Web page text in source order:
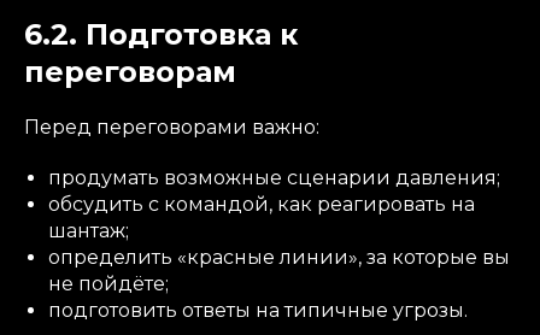
6.2. Подготовка к
переговорам
Перед переговорами важно:
продумать возможные сценарии давления;
обсудить с командой, как реагировать на
шантаж;
определить «красные линии», за которые вы
не пойдёте;
подготовить ответы на типичные угрозы.